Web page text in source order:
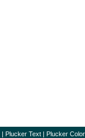
| Plucker Text | Plucker Color